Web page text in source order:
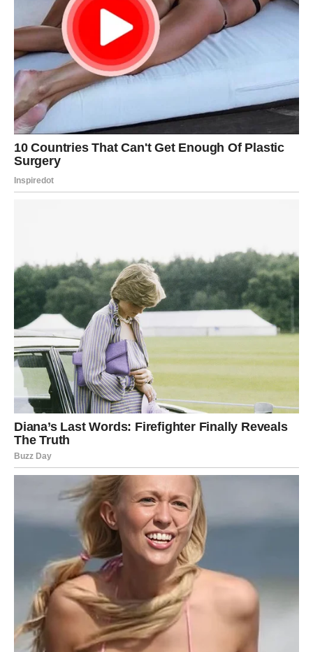
će im promijeniti život, dobiti prilike koje nisu očekivali i
donijeti odluke koje će ih odvesti prema mnogo srećnijoj
budućnosti.
Zato ne zatvarajte se pred emocijama i ne dozvolite
strahu da vas zaustavi.
Počela je nova sedmica i ona vam donosi period iskrene
sreće, ljubavi i osjećaj da konačno dolaze dani koje ste